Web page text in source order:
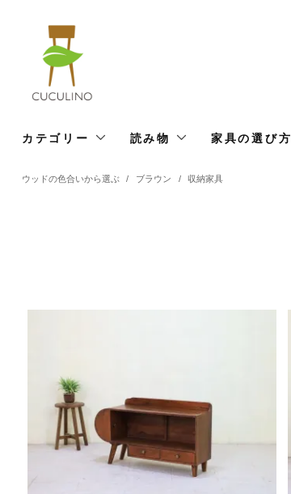
カテゴリー 読み物 家具の選び方
ウッドの色合いから選ぶ / ブラウン / 収納家具